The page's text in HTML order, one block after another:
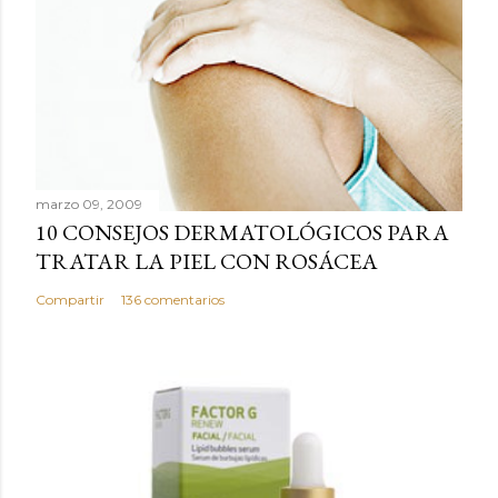
o
m
e
n
marzo 09, 2009
10 CONSEJOS DERMATOLÓGICOS PARA
TRATAR LA PIEL CON ROSÁCEA
Compartir 136 comentarios